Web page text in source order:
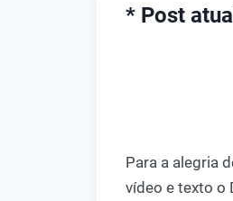
* Post
Para a alegria
vídeo e texto o